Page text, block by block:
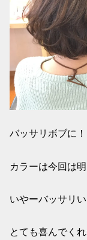
バッサリボブに！
カラーは今回は
いやーバッサリ
とても喜んでく